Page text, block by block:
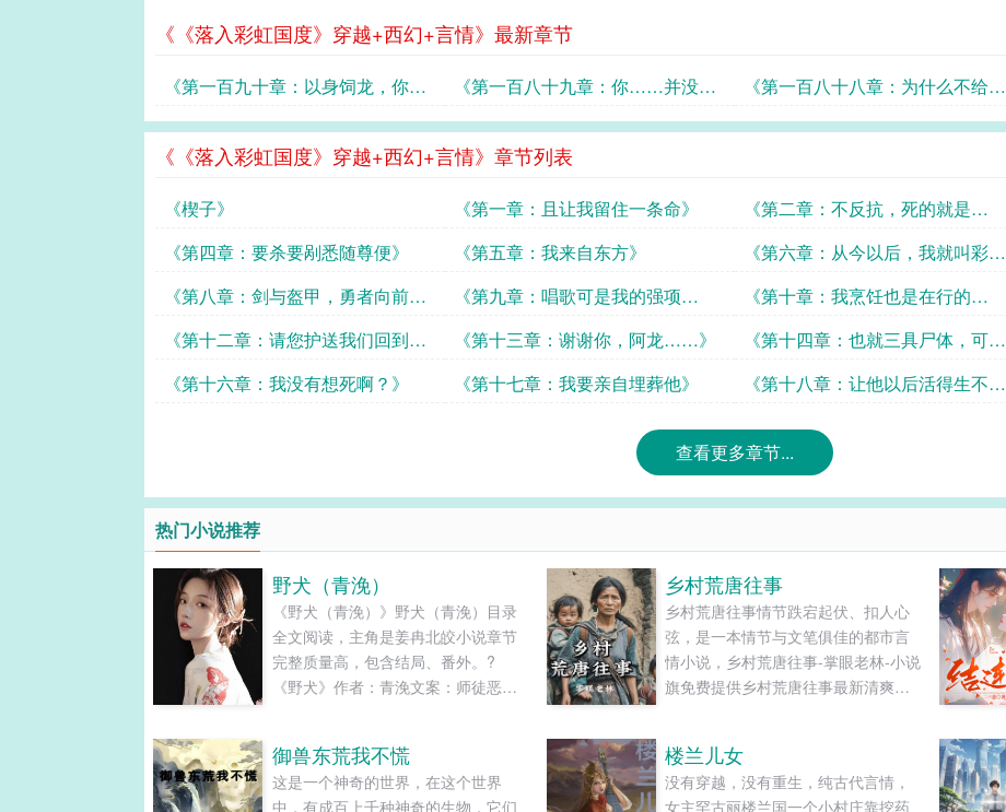
《《落入彩虹国度》穿越+西幻+言情》最新章节
《第一百九十章：以身饲龙，你想
得美！》
《第一百八十九章：你……并没有
生气？》
《第一百八十八章：为什么不给
我？》（ ）
《《落入彩虹国度》穿越+西幻+言情》章节列表
《楔子》 《第一章：且让我留住一条命》
《第二章：不反抗，死的就是
我……》
《第四章：要杀要剐悉随尊便》
《第五章：我来自东方》
《第六章：从今以后，我就叫彩
虹》
《第八章：剑与盔甲，勇者向前，
花与灵魂，
《第九章：唱歌可是我的强项
哦！》
《第十章：我烹饪也是在行的
哦！》
《第十二章：请您护送我们回到幽
兰谷》
《第十三章：谢谢你，阿龙……》
《第十四章：也就三具尸体，可以
吗？》
《第十六章：我没有想死啊？》 《第十七章：我要亲自埋葬他》
《第十八章：让他以后活得生不如
查看更多章节...
热门小说推荐
野犬（青浼）
《野犬（青浼）》野犬（青浼）目录
全文阅读，主角是姜冉北皎小说章节
完整质量高，包含结局、番外。?
《野犬》作者：青浼文案：师徒恶犬
曦破晓，国旗飘扬，他亲手为她加
冕。二：国内单板滑雪刻滑圈有两位
乡村荒唐往事
乡村荒唐往事情节跌宕起伏、扣人心
弦，是一本情节与文笔俱佳的都市言
情小说，乡村荒唐往事-掌眼老林-小说
旗免费提供乡村荒唐往事最新清爽干
御兽东荒我不慌
这是一个神奇的世界，在这个世界
中，有成百上千种神奇的生物，它们
楼兰儿女
没有穿越，没有重生，纯古代言情，
女主罕古丽楼兰国一个小村庄靠挖药